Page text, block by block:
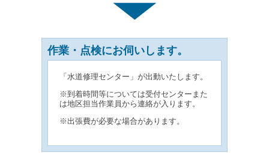
作業・点検にお伺いします。
「水道修理センター」が出動いたします。
※到着時間等については受付センターまた
は地区担当作業員から連絡が入ります。
※出張費が必要な場合があります。